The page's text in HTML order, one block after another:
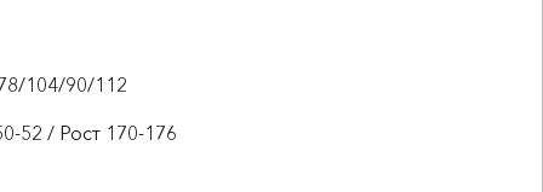
104/90/112
52 / Рост 170-176